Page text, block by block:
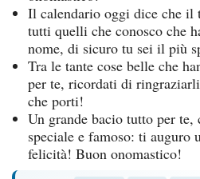
Il calendario oggi dice che il
tutti quelli che conosco che
nome, di sicuro tu sei il più
Tra le tante cose belle che
per te, ricordati di
che porti!
Un grande bacio tutto per te,
speciale e famoso: ti auguro
felicità! Buon onomastico!